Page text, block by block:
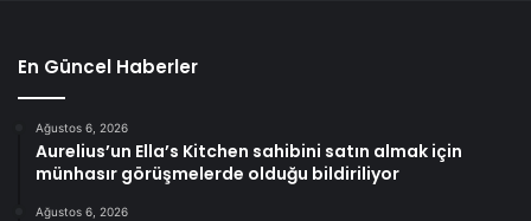
En Güncel Haberler
Ağustos 6, 2026
Aurelius’un Ella’s Kitchen sahibini satın almak için
münhasır görüşmelerde olduğu bildiriliyor
Ağustos 6, 2026